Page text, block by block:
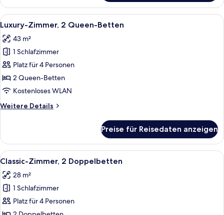
Zimmer,
2 Doppelbetten
Alle
Fotos
für
Luxury-
Zimmer,
2 Queen-
Betten
Ein modernes Hotelzimmer mit
4
Luxury-Zimmer, 2 Queen-Betten
43 m²
1 Schlafzimmer
Platz für 4 Personen
2 Queen-Betten
Kostenloses WLAN
Weitere Details
Weitere
Zimmer,
2 Queen-
Betten
Preise für Reisedaten anzeigen
Alle
Fotos
für
Classic-
Zimmer,
Ein Hotelzimmer mit zwei Betten,
5
Classic-Zimmer, 2 Doppelbetten
28 m²
1 Schlafzimmer
Platz für 4 Personen